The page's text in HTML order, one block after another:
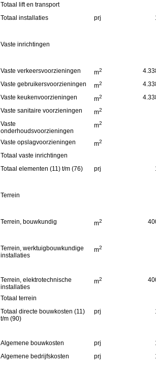
Totaal lift en transport
Totaal installaties
prj
Vaste inrichtingen
Vaste verkeersvoorzieningen m2
Vaste gebruikersvoorzieningen m2
Vaste keukenvoorzieningen m2
Vaste sanitaire voorzieningen m2
Vaste
onderhoudsvoorzieningen
m2
Vaste opslagvoorzieningen m2
Totaal vaste inrichtingen
Totaal elementen (11) t/m (76)
prj
Terrein
Terrein, bouwkundig m2
Terrein, werktuigbouwkundige
installaties
m2
Terrein, elektrotechnische
installaties
m2
Totaal terrein
Totaal directe bouwkosten (11)
t/m (90)
prj
Algemene bouwkosten prj
Algemene bedrijfskosten
prj